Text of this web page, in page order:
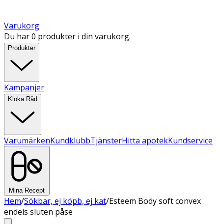
Varukorg
Du har 0 produkter i din varukorg.
Produkter
Kampanjer
Kloka Råd
VarumärkenKundklubbTjänsterHitta apotekKundservice
Mina Recept
Hem/Sökbar, ej köpb, ej kat/Esteem Body soft convex
endels sluten påse